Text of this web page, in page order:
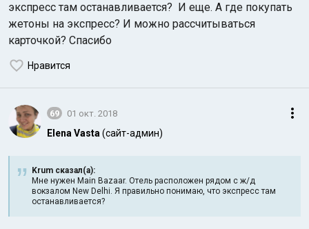
экспресс там останавливается? И еще. А где покупать
жетоны на экспресс? И можно рассчитываться
карточкой? Спасибо
Нравится
69 01 окт. 2018
Elena Vasta (сайт-админ)
Krum сказал(а):
Мне нужен Main Bazaar. Отель расположен рядом c ж/д
вокзалом New Delhi. Я правильно понимаю, что экспресс там
останавливается?